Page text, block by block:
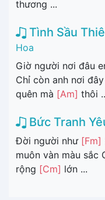
thương ...
Tình Sầu
Hoa
Giờ người nơi đâu
Chỉ còn anh nơi đây
quên mà [Am] thôi
Bức Tranh
Đời người như [Fm]
muôn vàn màu sắc
rộng [Cm] lớn ...